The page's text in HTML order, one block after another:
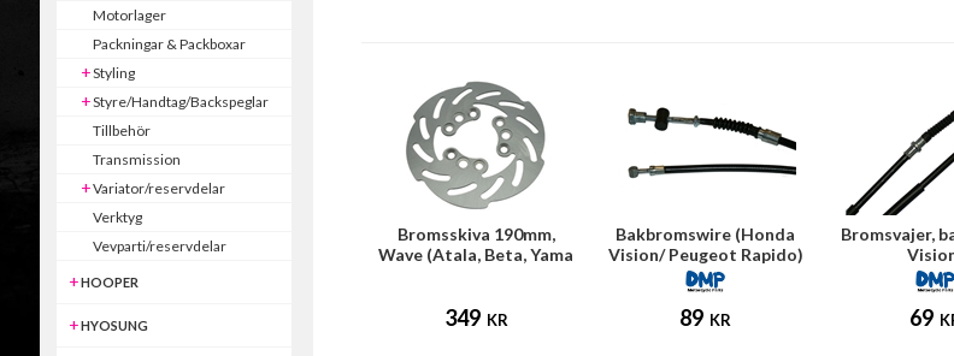
Motorlager
Packningar & Packboxar
Styling
Styre/Handtag/Backspeglar
Tillbehör
Transmission
Variator/reservdelar
Verktyg
Vevparti/reservdelar
HOOPER
HYOSUNG
Bromsskiva 190mm,
Wave (Atala, Beta, Yama
349 KR
Bakbromswire (Honda
Vision/ Peugeot Rapido)
89 KR
Bromsvajer,
69